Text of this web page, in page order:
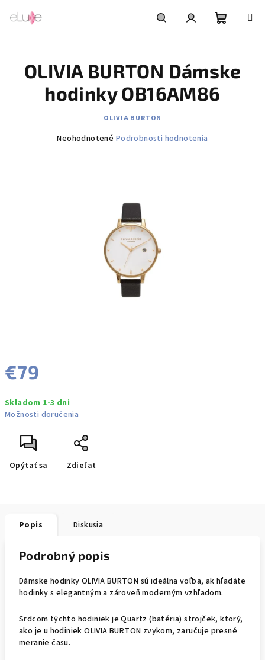
košík
€79
cena:
Skladom 1-3 dni
Možnosti doručenia
Opýtať sa Zdieľať
OLIVIA BURTON Dámske
hodinky OB16AM86
OLIVIA BURTON
Priemerné
Neohodnotené Podrobnosti hodnotenia
Popis Diskusia
Podrobný popis
Dámske hodinky OLIVIA BURTON sú ideálna voľba, ak hľadáte
hodinky s elegantným a zároveň moderným vzhľadom.
Srdcom týchto hodiniek je Quartz (batéria) strojček, ktorý,
ako je u hodiniek OLIVIA BURTON zvykom, zaručuje presné
meranie času.